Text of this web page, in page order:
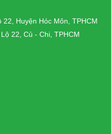
Huyện Hóc Môn, TPHCM
22, Củ - Chi, TPHCM